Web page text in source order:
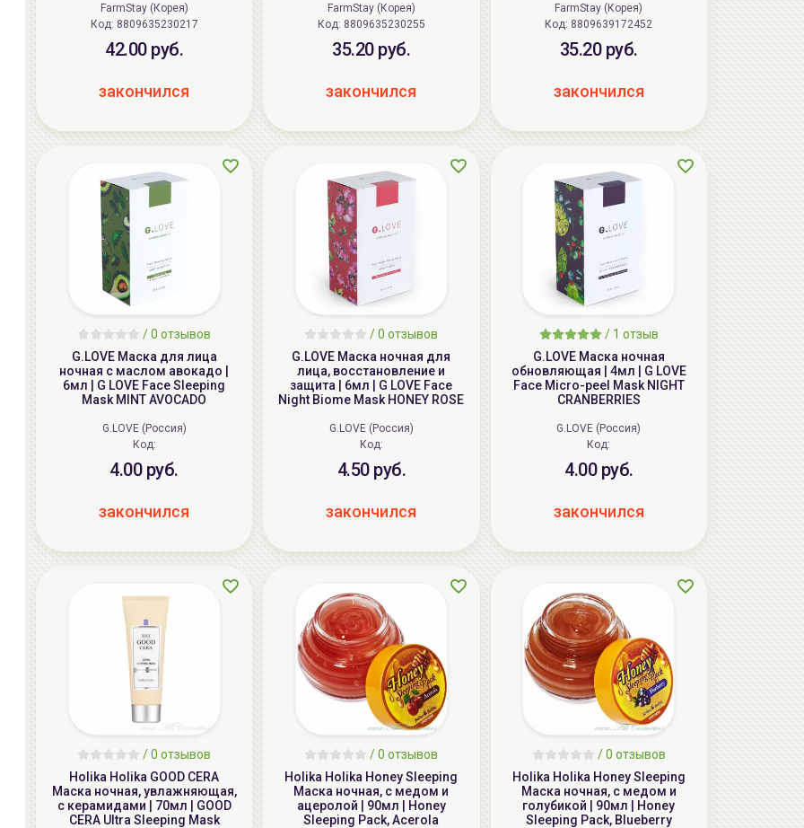
FarmStay (Корея)
Код: 8809635230217
42.00 руб.
закончился
FarmStay (Корея)
Код: 8809635230255
35.20 руб.
закончился
FarmStay (Корея)
Код: 8809639172452
35.20 руб.
закончился
/0 отзывов
G.LOVE Маска для лица
ночная с маслом авокадо |
6мл | G LOVE Face Sleeping
Mask MINT AVOCADO
G.LOVE (Россия)
Код:
4.00 руб.
закончился
/0 отзывов
G.LOVE Маска ночная для
лица, восстановление и
защита | 6мл | G LOVE Face
Night Biome Mask HONEY ROSE
G.LOVE (Россия)
Код:
4.50 руб.
закончился
/ 1 отзыв
G.LOVE Маска ночная
обновляющая | 4мл | G LOVE
Face Micro-peel Mask NIGHT
CRANBERRIES
G.LOVE (Россия)
Код:
4.00 руб.
закончился
/0 отзывов
Holika Holika GOOD CERA
Маска ночная, увлажняющая,
с керамидами | 70мл | GOOD
CERA Ultra Sleeping Mask
/0 отзывов
Holika Holika Honey Sleeping
Маска ночная, с медом и
ацеролой | 90мл | Honey
Sleeping Pack, Acerola
/0 отзывов
Holika Holika Honey Sleeping
Маска ночная, с медом и
голубикой | 90мл | Honey
Sleeping Pack, Blueberry